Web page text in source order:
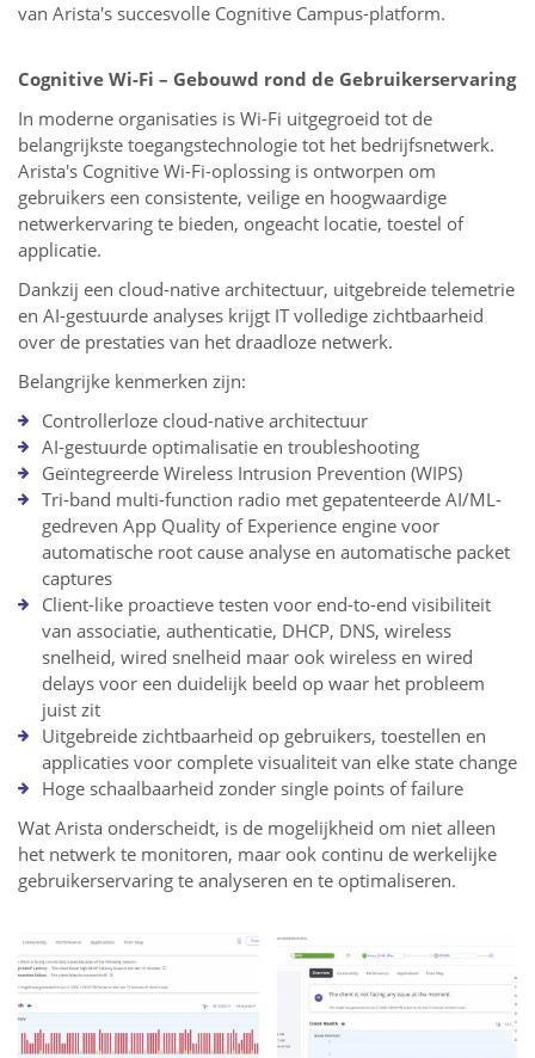
van Arista's succesvolle Cognitive Campus-platform.
Cognitive Wi-Fi – Gebouwd rond de Gebruikerservaring
In moderne organisaties is Wi-Fi uitgegroeid tot de
belangrijkste toegangstechnologie tot het bedrijfsnetwerk.
Arista's Cognitive Wi-Fi-oplossing is ontworpen om
gebruikers een consistente, veilige en hoogwaardige
netwerkervaring te bieden, ongeacht locatie, toestel of
applicatie.
Dankzij een cloud-native architectuur, uitgebreide telemetrie
en AI-gestuurde analyses krijgt IT volledige zichtbaarheid
over de prestaties van het draadloze netwerk.
Belangrijke kenmerken zijn:
Controllerloze cloud-native architectuur
AI-gestuurde optimalisatie en troubleshooting
Geïntegreerde Wireless Intrusion Prevention (WIPS)
Tri-band multi-function radio met gepatenteerde AI/ML-
gedreven App Quality of Experience engine voor
automatische root cause analyse en automatische packet
captures
Client-like proactieve testen voor end-to-end visibiliteit
van associatie, authenticatie, DHCP, DNS, wireless
snelheid, wired snelheid maar ook wireless en wired
delays voor een duidelijk beeld op waar het probleem
juist zit
Uitgebreide zichtbaarheid op gebruikers, toestellen en
applicaties voor complete visualiteit van elke state change
Hoge schaalbaarheid zonder single points of failure
Wat Arista onderscheidt, is de mogelijkheid om niet alleen
het netwerk te monitoren, maar ook continu de werkelijke
gebruikerservaring te analyseren en te optimaliseren.